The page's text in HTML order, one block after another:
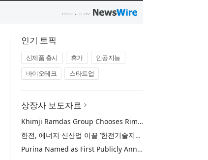
인기 토픽
신제품 출시 휴가
인공지능
바이오테크
스타트업
상장사 보도자료
Khimji Ramdas Group Chooses Rimini Street to Reduce SAP Support Costs, Protect 700+ Customizations and Reinvest Savings in Innovation
한전, 에너지 신산업 이끌 ‘한전기술지주’ 공식 출범
Purina Named as First Publicly Announced NIQ ConnectAI Charter Client